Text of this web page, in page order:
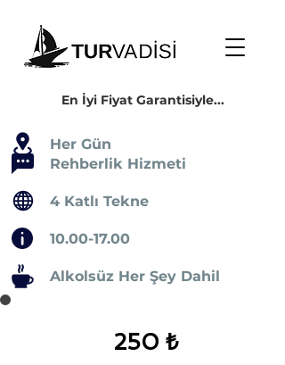
En İyi Fiyat Garantisiyle...
Her Gün
Rehberlik Hizmeti
4 Katlı Tekne
10.00-17.00
Alkolsüz Her Şey Dahil
250 ₺